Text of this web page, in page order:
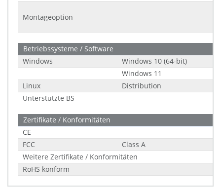
Montageoption
Betriebssysteme / Software
Windows
Windows 10 (64-bit)
Windows 11
Linux
Distribution
Unterstützte BS
Zertifikate / Konformitäten
CE
FCC
Class A
Weitere Zertifikate / Konformitäten
RoHS konform